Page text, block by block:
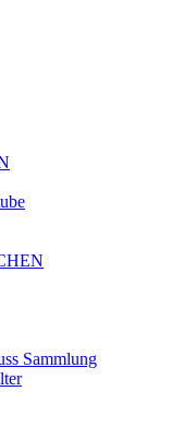
Sammlung